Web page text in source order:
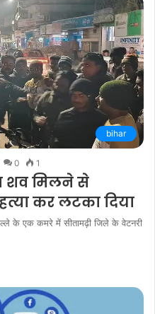
bihar
0 1
शव मिलने से
कर लटका दिया
के एक कमरे में सीतामढ़ी जिले के वेटनरी